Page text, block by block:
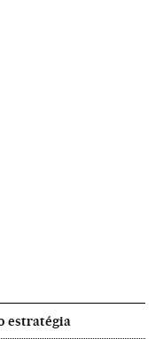
estratégia